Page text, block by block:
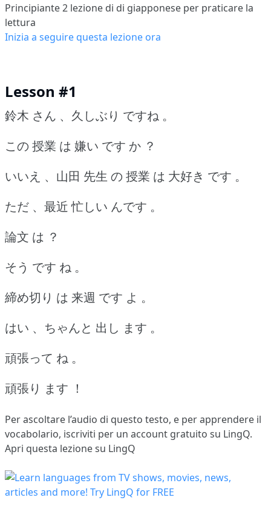
Principiante 2 lezione di di giapponese per praticare la
lettura
Inizia a seguire questa lezione ora
Lesson #1
鈴木 さん 、久しぶり ですね 。
この 授業 は 嫌い です か ？
いいえ 、山田 先生 の 授業 は 大好き です 。
ただ 、最近 忙しい んです 。
論文 は ？
そう です ね 。
締め切り は 来週 です よ 。
はい 、ちゃんと 出し ます 。
頑張って ね 。
頑張り ます ！
Per ascoltare l’audio di questo testo, e per apprendere il
vocabolario, iscriviti per un account gratuito su LingQ.
Apri questa lezione su LingQ